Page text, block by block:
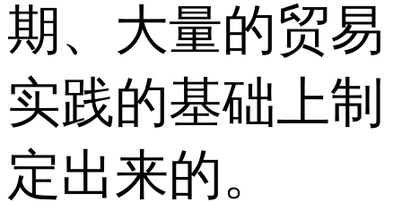
期、大量的贸易
实践的基础上制
定出来的。